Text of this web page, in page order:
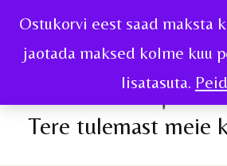
Ostukorvi eest saad maksta
jaotada maksed kolme kuu
lisatasuta.
Tere tulemast meie